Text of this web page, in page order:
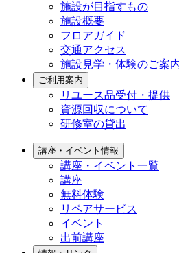
施設が目指すもの
施設概要
フロアガイド
交通アクセス
施設見学・体験のご案
ご利用案内
リユース品受付・提供
資源回収について
研修室の貸出
講座・イベント情報
講座・イベント一覧
講座
無料体験
リペアサービス
イベント
出前講座